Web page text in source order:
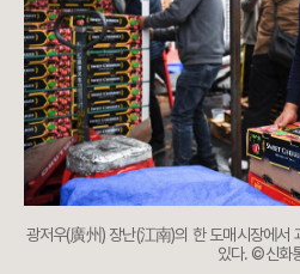
광저우(廣州) 장난(江南)의 한 도매시장에서
있다. ©신화